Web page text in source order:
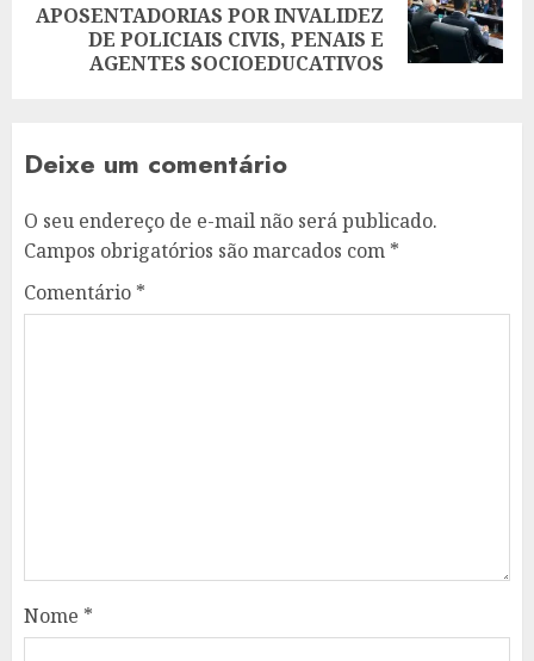
Next
APOSENTADORIAS POR INVALIDEZ
DE POLICIAIS CIVIS, PENAIS E
AGENTES SOCIOEDUCATIVOS
Deixe um comentário
O seu endereço de e-mail não será publicado.
Campos obrigatórios são marcados com *
Comentário *
Nome *